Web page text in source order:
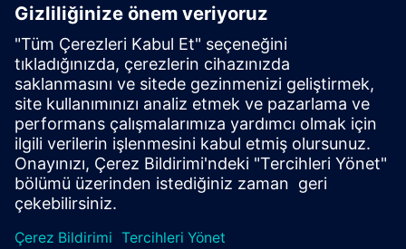
Presse | Unternehmen | Siemens
© Siemens 1996 – 2026
Impressum
Datenschutz
Cookie Richtlinien
Nutzungsbedingungen